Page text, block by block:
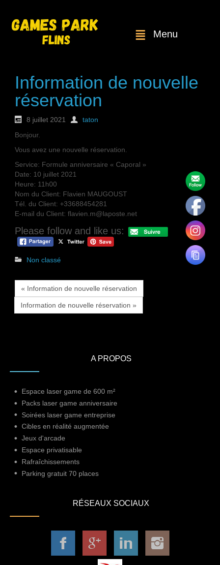
Menu
Information de nouvelle
réservation
8 juillet 2021
taton
Bonjour.
Vous avez une nouvelle réservation.
Service: Formule anniversaire « Caporal »
Date: 10 juillet 2021
Heure: 11h00
Nom du Client: Flavien MAUGOUST
Tél. du Client: +33688454281
E-mail du Client: flavien.m@laposte.net
Please follow and like us:
Non classé
« Information de nouvelle réservation
Information de nouvelle réservation »
A PROPOS
Espace laser game de 600 m²
Packs laser game anniversaire
Soirées laser game entreprise
Cibles en réalité augmentée
Jeux d'arcade
Espace privatisable
Rafraîchissements
Parking gratuit 70 places
RÉSEAUX SOCIAUX